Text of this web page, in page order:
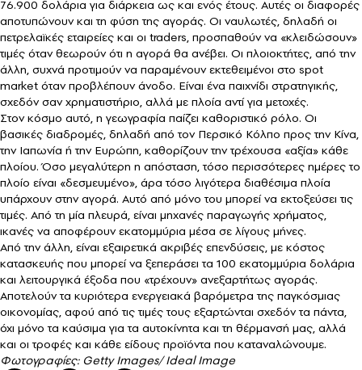
76.900 δολάρια για διάρκεια ως και ενός έτους. Αυτές οι διαφορές
αποτυπώνουν και τη φύση της αγοράς. Οι ναυλωτές, δηλαδή οι
πετρελαϊκές εταιρείες και οι traders, προσπαθούν να «κλειδώσουν»
τιμές όταν θεωρούν ότι η αγορά θα ανέβει. Οι πλοιοκτήτες, από την
άλλη, συχνά προτιμούν να παραμένουν εκτεθειμένοι στο spot
market όταν προβλέπουν άνοδο. Είναι ένα παιχνίδι στρατηγικής,
σχεδόν σαν χρηματιστήριο, αλλά με πλοία αντί για μετοχές.
Στον κόσμο αυτό, η γεωγραφία παίζει καθοριστικό ρόλο. Οι
βασικές διαδρομές, δηλαδή από τον Περσικό Κόλπο προς την Κίνα,
την Ιαπωνία ή την Ευρώπη, καθορίζουν την τρέχουσα «αξία» κάθε
πλοίου. Όσο μεγαλύτερη η απόσταση, τόσο περισσότερες ημέρες το
πλοίο είναι «δεσμευμένο», άρα τόσο λιγότερα διαθέσιμα πλοία
υπάρχουν στην αγορά. Αυτό από μόνο του μπορεί να εκτοξεύσει τις
τιμές. Από τη μία πλευρά, είναι μηχανές παραγωγής χρήματος,
ικανές να αποφέρουν εκατομμύρια μέσα σε λίγους μήνες.
Από την άλλη, είναι εξαιρετικά ακριβές επενδύσεις, με κόστος
κατασκευής που μπορεί να ξεπεράσει τα 100 εκατομμύρια δολάρια
και λειτουργικά έξοδα που «τρέχουν» ανεξαρτήτως αγοράς.
Αποτελούν τα κυριότερα ενεργειακά βαρόμετρα της παγκόσμιας
οικονομίας, αφού από τις τιμές τους εξαρτώνται σχεδόν τα πάντα,
όχι μόνο τα καύσιμα για τα αυτοκίνητα και τη θέρμανσή μας, αλλά
και οι τροφές και κάθε είδους προϊόντα που καταναλώνουμε.
Φωτογραφίες: Getty Images/ Ideal Image